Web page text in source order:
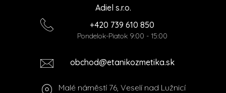
Adiel s.r.o.
+420 739 610 850
Pondelok-Piatok 9:00 - 15:00
obchod@etanikozmetika.sk
Malé náměstí 76, Veselí nad Lužnicí